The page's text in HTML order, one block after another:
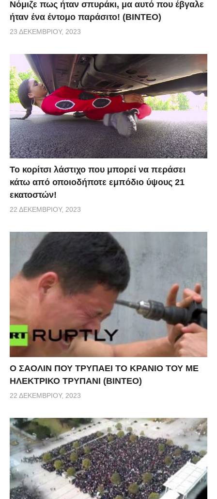
Νόμιζε πως ήταν σπυράκι, μα αυτό που έβγαλε
ήταν ένα έντομο παράσιτο! (BINTEO)
23 ΔΕΚΕΜΒΡΊΟΥ, 2023
Το κορίτσι λάστιχο που μπορεί να περάσει
κάτω από οποιοδήποτε εμπόδιο ύψους 21
εκατοστών!
22 ΔΕΚΕΜΒΡΊΟΥ, 2023
Ο ΣΑΟΛΙΝ ΠΟΥ ΤΡΥΠΑΕΙ ΤΟ ΚΡΑΝΙΟ ΤΟΥ ΜΕ
ΗΛΕΚΤΡΙΚΟ ΤΡΥΠΑΝΙ (ΒΙΝΤΕΟ)
22 ΔΕΚΕΜΒΡΊΟΥ, 2023